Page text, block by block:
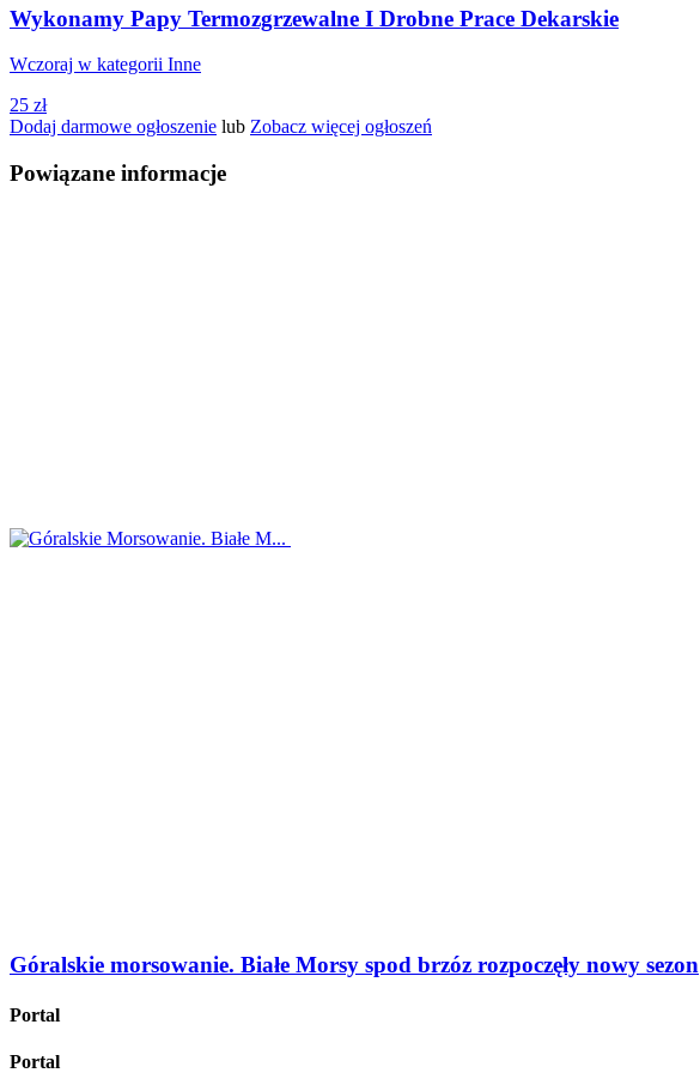
Wykonamy Papy Termozgrzewalne I Drobne Prace Dekarskie
Wczoraj w kategorii Inne
25 zł
Dodaj darmowe ogłoszenie lub Zobacz więcej ogłoszeń
Powiązane informacje
Góralskie morsowanie. Białe Morsy spod brzóz rozpoczęły nowy sezon
Portal
Portal